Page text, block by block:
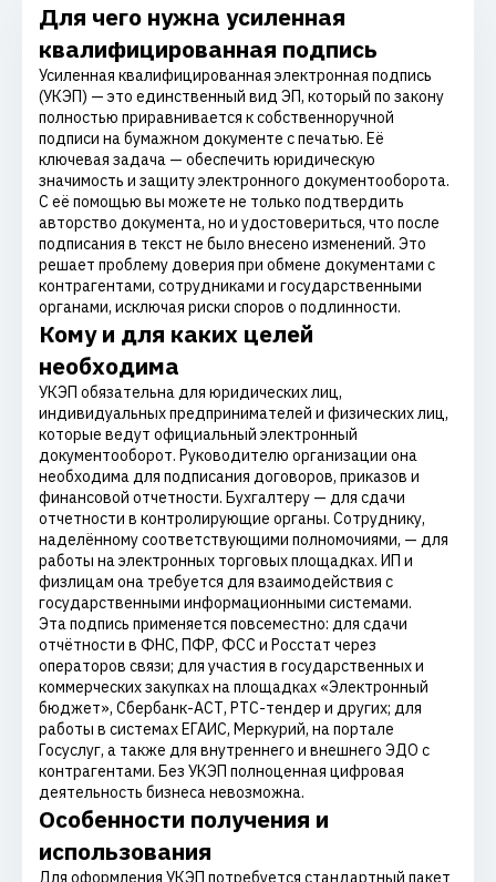
Для чего нужна усиленная
квалифицированная подпись
Усиленная квалифицированная электронная подпись
(УКЭП) — это единственный вид ЭП, который по закону
полностью приравнивается к собственноручной
подписи на бумажном документе с печатью. Её
ключевая задача — обеспечить юридическую
значимость и защиту электронного документооборота.
С её помощью вы можете не только подтвердить
авторство документа, но и удостовериться, что после
подписания в текст не было внесено изменений. Это
решает проблему доверия при обмене документами с
контрагентами, сотрудниками и государственными
органами, исключая риски споров о подлинности.
Кому и для каких целей
необходима
УКЭП обязательна для юридических лиц,
индивидуальных предпринимателей и физических лиц,
которые ведут официальный электронный
документооборот. Руководителю организации она
необходима для подписания договоров, приказов и
финансовой отчетности. Бухгалтеру — для сдачи
отчетности в контролирующие органы. Сотруднику,
наделённому соответствующими полномочиями, — для
работы на электронных торговых площадках. ИП и
физлицам она требуется для взаимодействия с
государственными информационными системами.
Эта подпись применяется повсеместно: для сдачи
отчётности в ФНС, ПФР, ФСС и Росстат через
операторов связи; для участия в государственных и
коммерческих закупках на площадках «Электронный
бюджет», Сбербанк-АСТ, РТС-тендер и других; для
работы в системах ЕГАИС, Меркурий, на портале
Госуслуг, а также для внутреннего и внешнего ЭДО с
контрагентами. Без УКЭП полноценная цифровая
деятельность бизнеса невозможна.
Особенности получения и
использования
Для оформления УКЭП потребуется стандартный пакет